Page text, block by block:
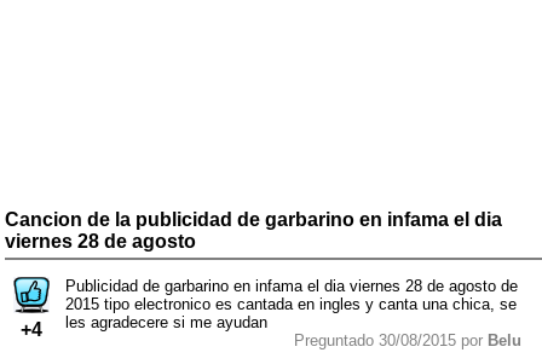
Cancion de la publicidad de garbarino en infama el dia
viernes 28 de agosto
+4
Publicidad de garbarino en infama el dia viernes 28 de agosto de
2015 tipo electronico es cantada en ingles y canta una chica, se
les agradecere si me ayudan
Preguntado 30/08/2015 por Belu